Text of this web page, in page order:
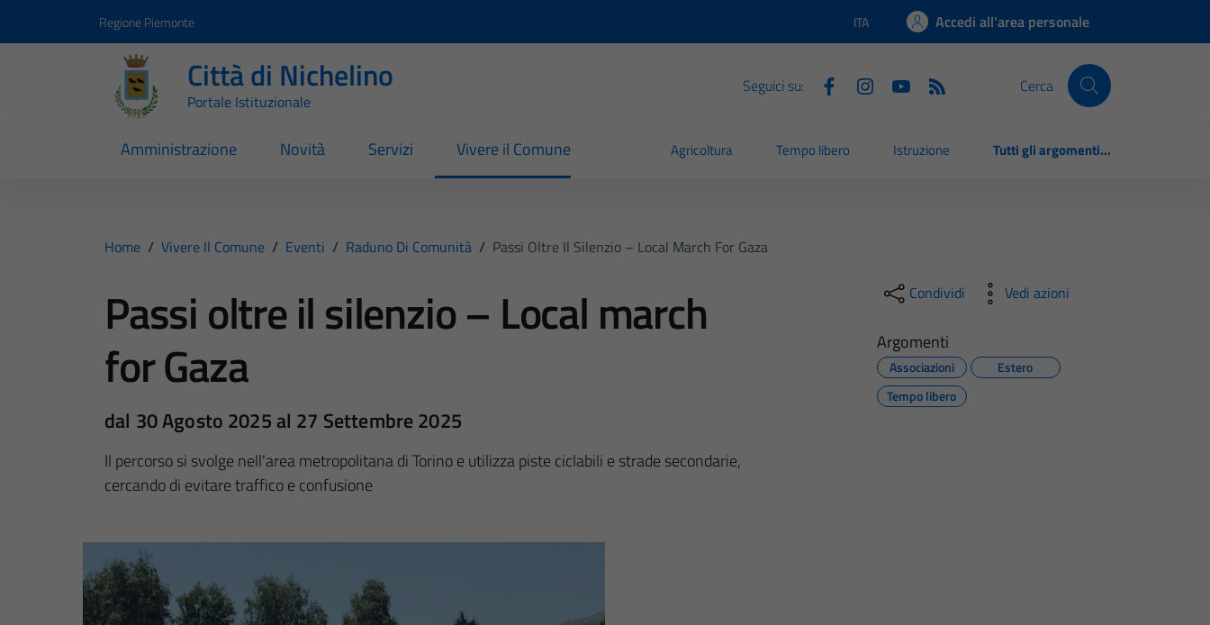
Regione Piemonte Lingua attiva:
ITA Accedi all'area personale
Città di Nichelino
Portale Istituzionale
Seguici su: Cerca
Amministrazione Novità Servizi Vivere il Comune Agricoltura Tempo libero Istruzione Tutti gli argomenti...
Home / Vivere Il Comune / Eventi / Raduno Di Comunità / Passi Oltre Il Silenzio – Local March For Gaza
Passi oltre il silenzio – Local march
for Gaza
dal 30 Agosto 2025 al 27 Settembre 2025
Il percorso si svolge nell'area metropolitana di Torino e utilizza piste ciclabili e strade secondarie,
cercando di evitare traffico e confusione
Condividi Vedi azioni
Argomenti
Associazioni
Estero
Tempo libero